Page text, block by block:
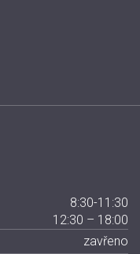
8:30-11:30
12:30 – 18:00
zavřeno